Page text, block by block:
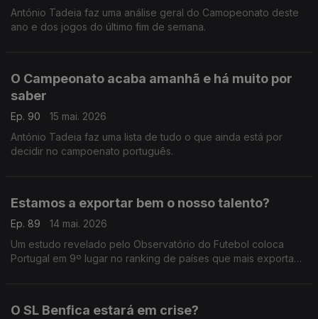
António Tadeia faz uma análise geral do Camopeonato deste
ano e dos jogos do último fim de semana.
O Campeonato acaba amanhã e há muito por
saber
Ep. 90
15 mai. 2026
António Tadeia faz uma lista de tudo o que ainda está por
decidir no campoenato português.
Estamos a exportar bem o nosso talento?
Ep. 89
14 mai. 2026
Um estudo revelado pelo Observatório do Futebol coloca
Portugal em 9º lugar no ranking de países que mais exportam
O SL Benfica estará em crise?